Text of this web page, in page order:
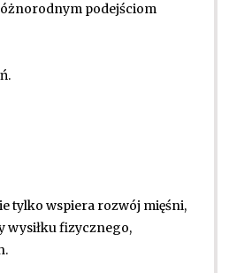
podejściom
tylko wspiera rozwój mięśni,
wysiłku fizycznego,